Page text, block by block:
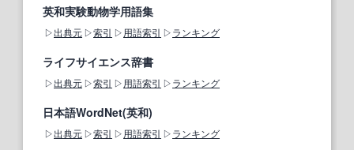
英和実験動物学用語集
出典元 索引 用語索引 ランキング
ライフサイエンス辞書
出典元 索引 用語索引 ランキング
日本語WordNet(英和)
出典元 索引 用語索引 ランキング